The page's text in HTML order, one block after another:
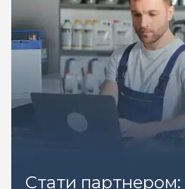
Стати партнером: